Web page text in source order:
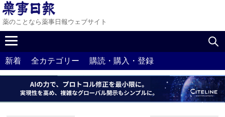
薬のことなら薬事日報ウェブサイト
新着 全カテゴリー 購読・購入・登録